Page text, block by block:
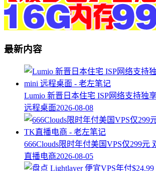
最新内容
Lumio 新晋日本住宅 ISP网络支持独
远程桌面2026-08-08
666Clouds限时年付美国VPS仅299元
直播电商2026-08-05